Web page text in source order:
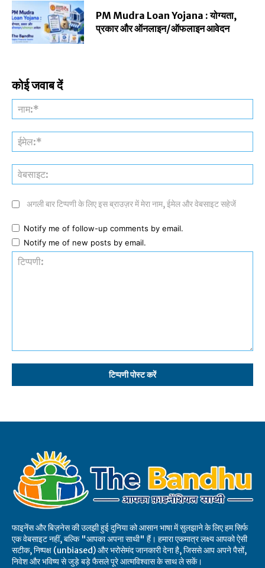
PM Mudra Loan Yojana : योग्यता,
प्रकार और ऑनलाइन/ऑफलाइन आवेदन
कोई जवाब दें
अगली बार टिप्पणी के लिए इस ब्राउज़र में मेरा नाम, ईमेल और वेबसाइट सहेजें
Notify me of follow-up comments by email.
Notify me of new posts by email.
फाइनेंस और बिज़नेस की उलझी हुई दुनिया को आसान भाषा में सुलझाने के लिए हम सिर्फ
एक वेबसाइट नहीं, बल्कि "आपका अपना साथी" हैं। हमारा एकमात्र लक्ष्य आपको ऐसी
सटीक, निष्पक्ष (unbiased) और भरोसेमंद जानकारी देना है, जिससे आप अपने पैसों,
निवेश और भविष्य से जुड़े बड़े फैसले पूरे आत्मविश्वास के साथ ले सकें।